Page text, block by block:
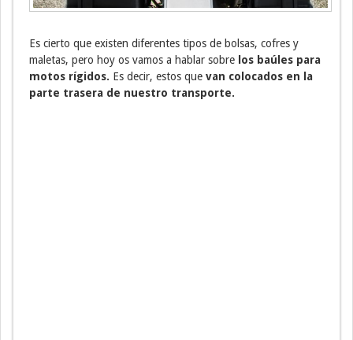
Es cierto que existen diferentes tipos de bolsas, cofres y
maletas, pero hoy os vamos a hablar sobre los baúles para
motos rígidos. Es decir, estos que van colocados en la
parte trasera de nuestro transporte.